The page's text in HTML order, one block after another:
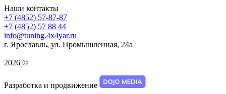
Наши контакты
+7 (4852) 57-87-87
+7 (4852) 57 88 44
info@tuning.4x4yar.ru
г. Ярославль, ул. Промышленная, 24а
2026 ©
Разработка и продвижение